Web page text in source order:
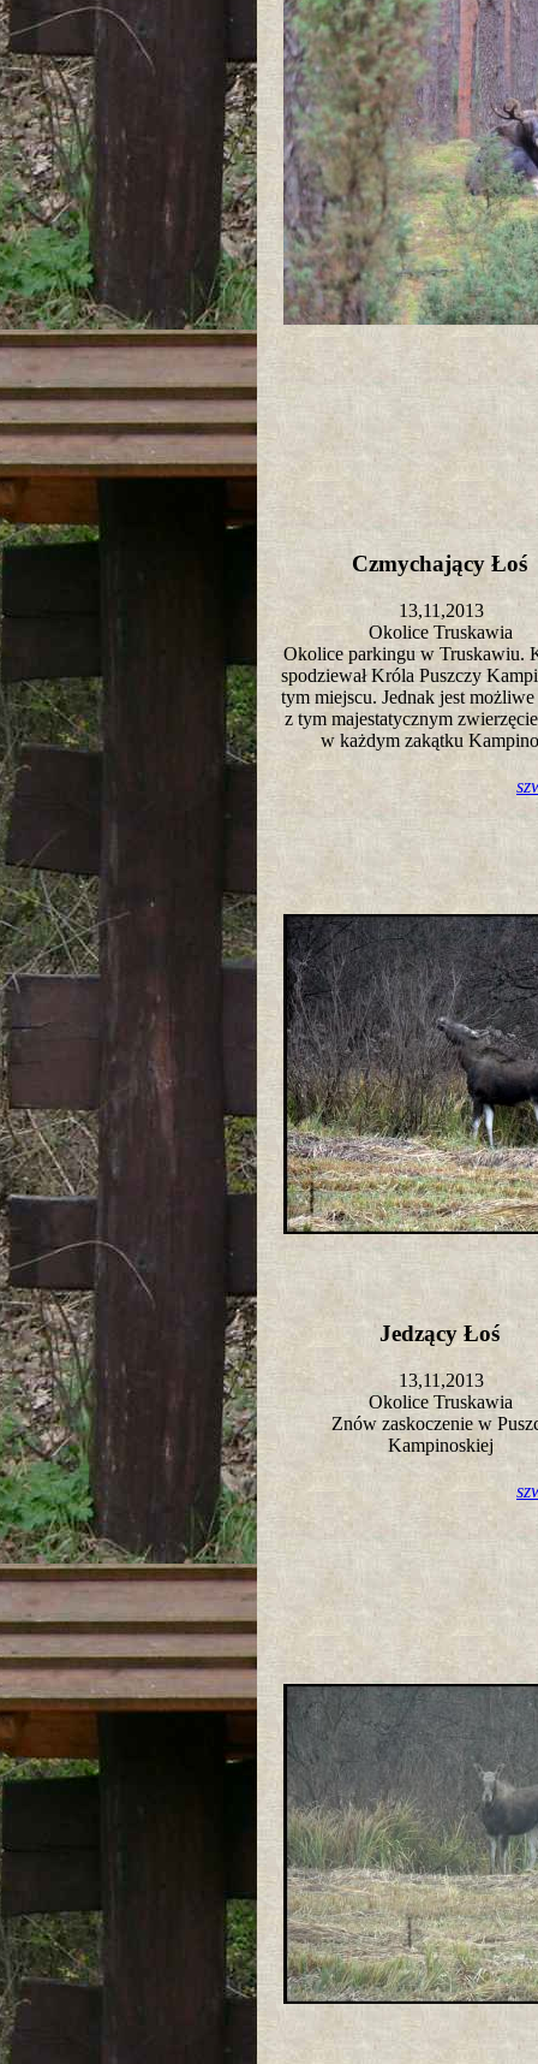
Czmychający Łoś
13,11,2013
Okolice Truskawia
Okolice parkingu w Truskawiu.
spodziewał Króla Puszczy
tym miejscu. Jednak jest możliwe
z tym majestatycznym
w każdym zakątku
Jedzący Łoś
13,11,2013
Okolice Truskawia
Znów zaskoczenie w
Kampinoskiej